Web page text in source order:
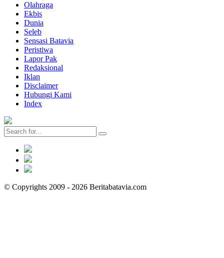
Olahraga
Ekbis
Dunia
Seleb
Sensasi Batavia
Peristiwa
Lapor Pak
Redaksional
Iklan
Disclaimer
Hubungi Kami
Index
© Copyrights 2009 - 2026 Beritabatavia.com